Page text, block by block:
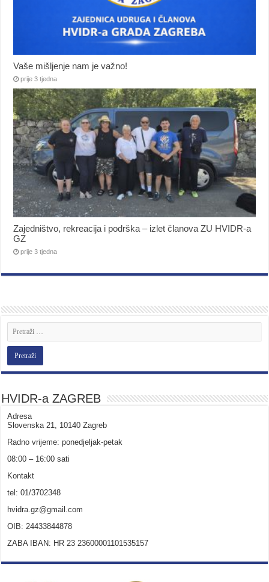
Vaše mišljenje nam je važno!
prije 3 tjedna
Zajedništvo, rekreacija i podrška – izlet članova ZU HVIDR-a
GZ
prije 3 tjedna
HVIDR-a ZAGREB
Adresa
Slovenska 21, 10140 Zagreb
Radno vrijeme: ponedjeljak-petak
08:00 – 16:00 sati
Kontakt
tel: 01/3702348
hvidra.gz@gmail.com
OIB: 24433844878
ZABA IBAN: HR 23 23600001101535157